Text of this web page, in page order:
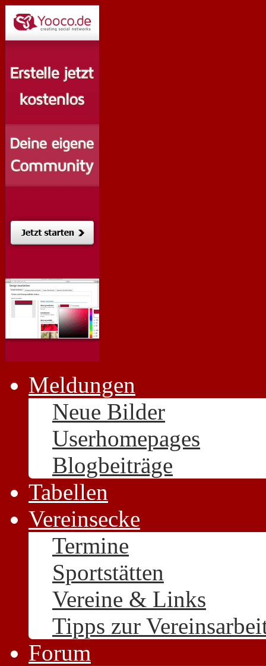
Meldungen
Neue Bilder
Userhomepages
Blogbeiträge
Tabellen
Vereinsecke
Termine
Sportstätten
Vereine & Links
Tipps zur
Forum